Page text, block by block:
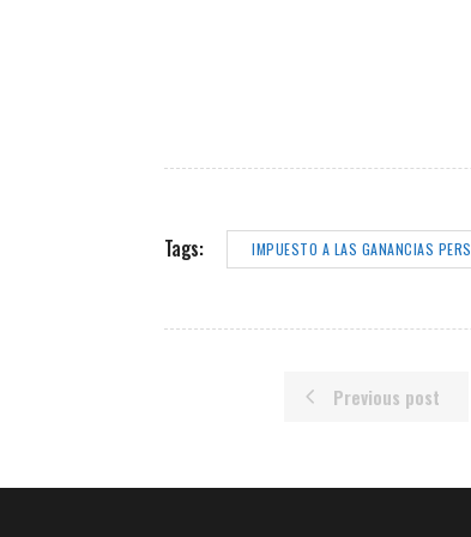
Tags: IMPUESTO A LAS GANANCIAS
Previous post